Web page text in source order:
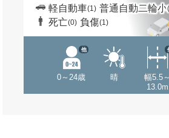
軽自動車(1) 普通自動二輪小
死亡(0) 負傷(1)
0～24歳
他
晴
幅5.5～
13.0m